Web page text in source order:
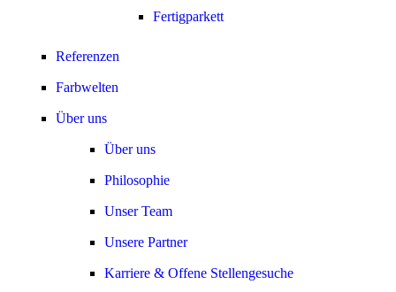
Fertigparkett
Referenzen
Farbwelten
Über uns
Über uns
Philosophie
Unser Team
Unsere Partner
Karriere & Offene Stellengesuche